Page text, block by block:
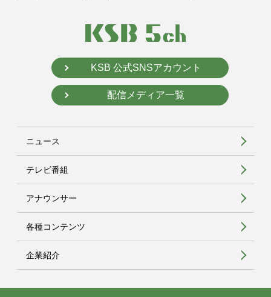
KSB 公式SNSアカウント
配信メディア一覧
ニュース
テレビ番組
アナウンサー
各種コンテンツ
企業紹介